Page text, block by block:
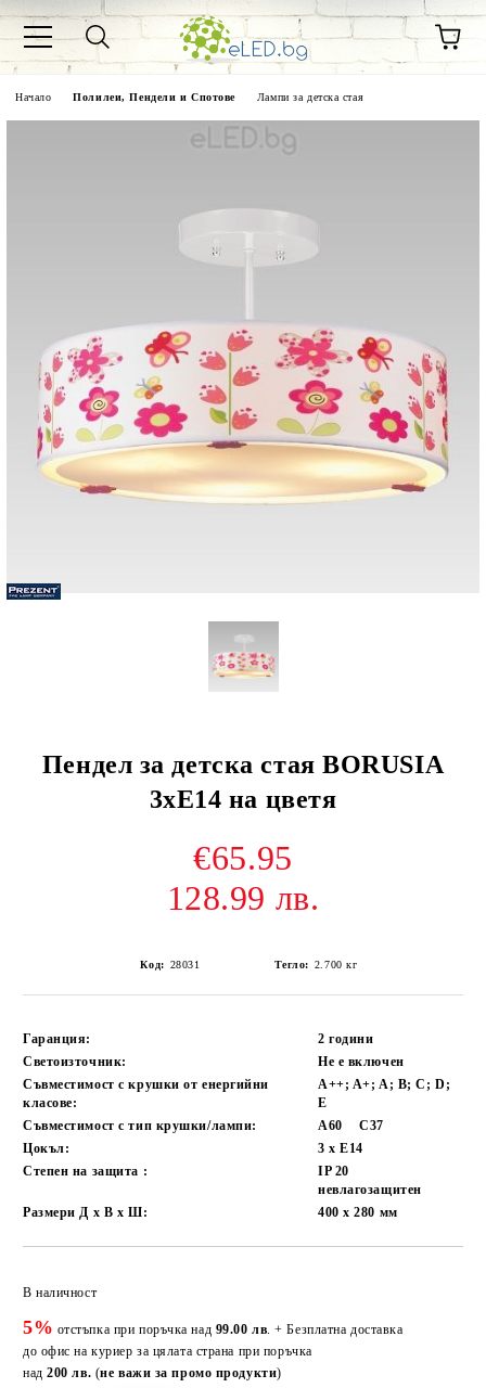
Начало Полилеи, Пендели и Спотове Лампи за детска стая
Пендел за детска стая BORUSIA
3хЕ14 на цветя
€65.95
128.99 лв.
Код: 28031 Тегло: 2.700 кг
Гаранция:
2 години
Светоизточник:
Не е включен
Съвместимост с крушки от енергийни
класове:
A++; A+; A; B; C; D;
E
Съвместимост с тип крушки/лампи:
А60
C37
Цокъл:
3 x E14
Степен на защита :
IP 20
невлагозащитен
Размери Д х В х Ш:
400 х 280 мм
В наличност
5% отстъпка при поръчка над 99.00 лв. + Безплатна доставка
до офис на куриер за цялата страна при поръчка
над 200 лв. (не важи за промо продукти)